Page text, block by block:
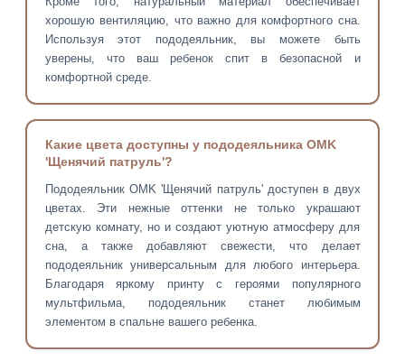
хорошую вентиляцию, что важно для комфортного сна.
Используя этот пододеяльник, вы можете быть
уверены, что ваш ребенок спит в безопасной и
комфортной среде.
Какие цвета доступны у пододеяльника OMK
'Щенячий патруль'?
Пододеяльник OMK 'Щенячий патруль' доступен в двух
цветах. Эти нежные оттенки не только украшают
детскую комнату, но и создают уютную атмосферу для
сна, а также добавляют свежести, что делает
пододеяльник универсальным для любого интерьера.
Благодаря яркому принту с героями популярного
мультфильма, пододеяльник станет любимым
элементом в спальне вашего ребенка.